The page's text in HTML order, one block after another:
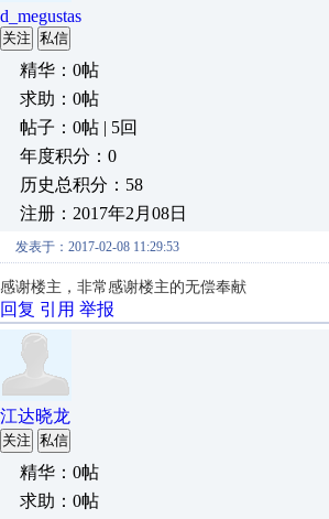
d_megustas
关注 私信
精华：0帖
求助：0帖
帖子：0帖 | 5回
年度积分：0
历史总积分：58
注册：2017年2月08日
发表于：2017-02-08 11:29:53
感谢楼主，非常感谢楼主的无偿奉献
回复 引用 举报
江达晓龙
关注 私信
精华：0帖
求助：0帖